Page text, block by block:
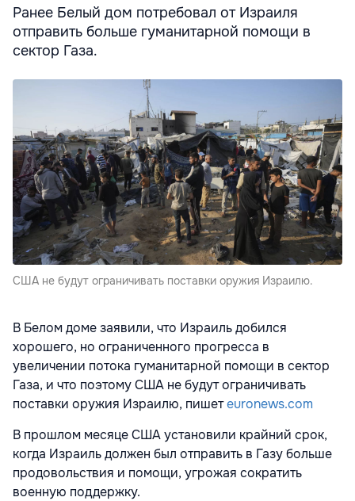
Ранее Белый дом потребовал от Израиля
отправить больше гуманитарной помощи в
сектор Газа.
США не будут ограничивать поставки оружия Израилю.
В Белом доме заявили, что Израиль добился
хорошего, но ограниченного прогресса в
увеличении потока гуманитарной помощи в сектор
Газа, и что поэтому США не будут ограничивать
поставки оружия Израилю, пишетeuronews.com
В прошлом месяце США установили крайний срок,
когда Израиль должен был отправить в Газу больше
продовольствия и помощи, угрожая сократить
военную поддержку.